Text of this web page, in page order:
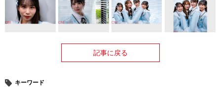
記事に戻る
キーワード